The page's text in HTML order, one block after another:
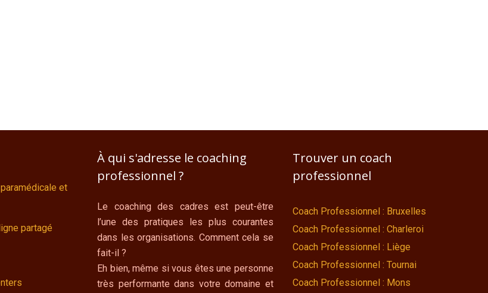
et
partagé
À qui s'adresse le coaching
professionnel ?
Le coaching des cadres est peut-être
l’une des pratiques les plus courantes
dans les organisations. Comment cela se
fait-il ?
Eh bien, même si vous êtes une personne
très performante dans votre domaine et
Trouver un coach
professionnel
Coach Professionnel : Bruxelles
Coach Professionnel : Charleroi
Coach Professionnel : Liège
Coach Professionnel : Tournai
Coach Professionnel : Mons